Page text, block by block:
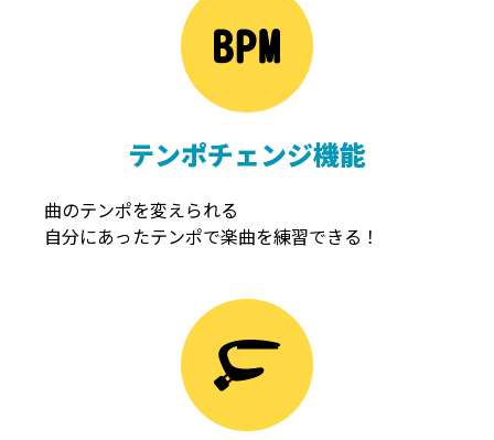
テンポチェンジ機能
曲のテンポを変えられる
自分にあったテンポで楽曲を練習できる！